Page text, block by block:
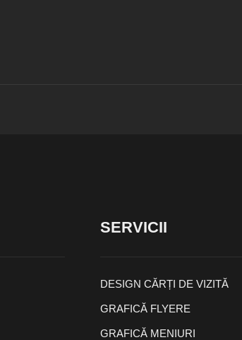
SERVICII
DESIGN CĂRȚI DE VIZITĂ
GRAFICĂ FLYERE
GRAFICĂ MENIURI